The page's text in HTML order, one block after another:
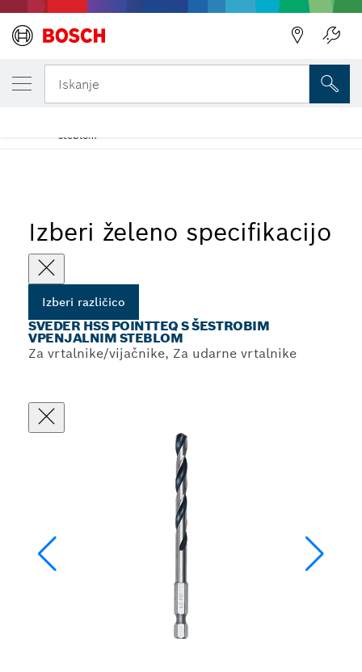
Iskanje
steblom
Izberi želeno specifikacijo
Izberi različico
SVEDER HSS POINTTEQ S ŠESTROBIM
VPENJALNIM STEBLOM
Za vrtalnike/vijačnike, Za udarne vrtalnike
TRENUTNO IZBRANA RAZLIČICA
Sveder HSS PointTeQ s šestrobim
steblom